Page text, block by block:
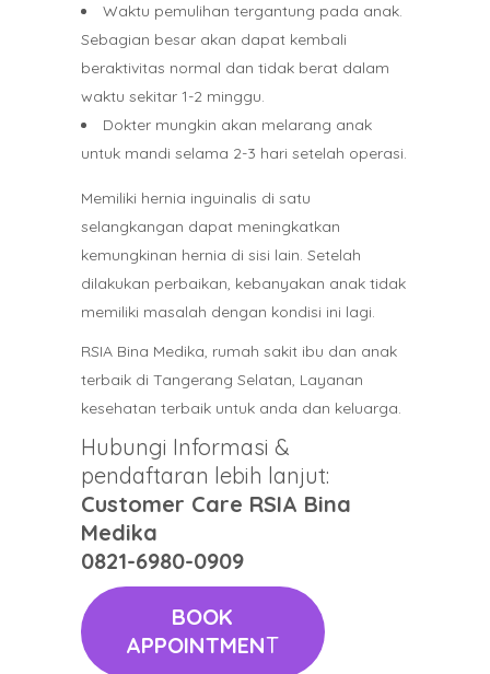
Waktu pemulihan tergantung pada anak.
Sebagian besar akan dapat kembali
beraktivitas normal dan tidak berat dalam
waktu sekitar 1-2 minggu.
Dokter mungkin akan melarang anak
untuk mandi selama 2-3 hari setelah operasi.
Memiliki hernia inguinalis di satu
selangkangan dapat meningkatkan
kemungkinan hernia di sisi lain. Setelah
dilakukan perbaikan, kebanyakan anak tidak
memiliki masalah dengan kondisi ini lagi.
RSIA Bina Medika, rumah sakit ibu dan anak
terbaik di Tangerang Selatan, Layanan
kesehatan terbaik untuk anda dan keluarga.
Hubungi Informasi &
pendaftaran lebih lanjut:
Customer Care RSIA Bina
Medika
0821-6980-0909
BOOK
APPOINTMENT